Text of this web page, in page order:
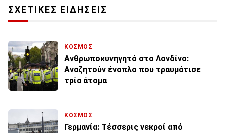
ΣΧΕΤΙΚΕΣ ΕΙΔΗΣΕΙΣ
ΚΟΣΜΟΣ
Ανθρωποκυνηγητό στο Λονδίνο:
Αναζητούν ένοπλο που τραυμάτισε
τρία άτομα
ΚΟΣΜΟΣ
Γερμανία: Τέσσερις νεκροί από